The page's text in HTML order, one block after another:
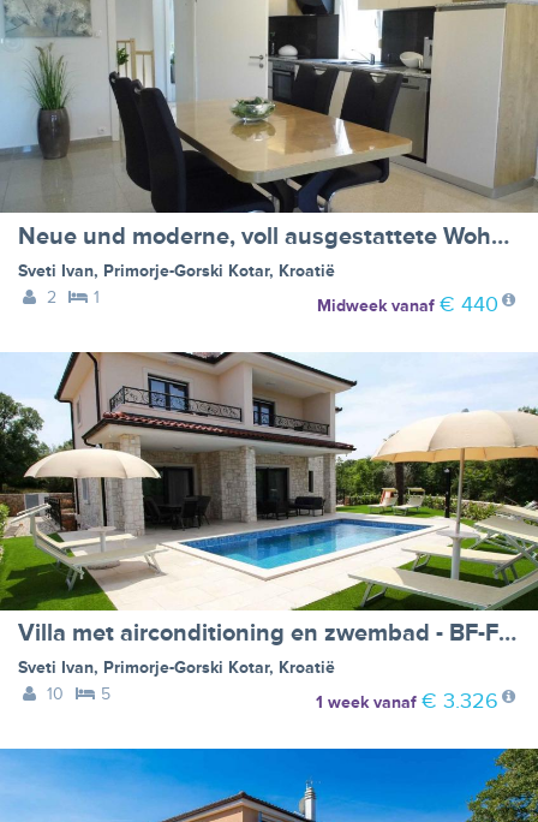
Neue und moderne, voll ausgestattete Wohnung
Sveti Ivan, Primorje-Gorski Kotar, Kroatië
2
1 Midweekvanaf € 440
Villa met airconditioning en zwembad - BF-FRHV3
Sveti Ivan, Primorje-Gorski Kotar, Kroatië
10
5 1 weekvanaf € 3.326